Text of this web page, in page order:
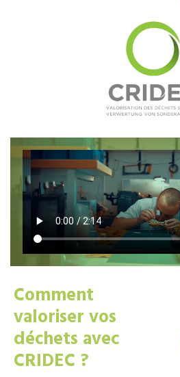
Comment
valoriser vos
déchets avec
CRIDEC ?